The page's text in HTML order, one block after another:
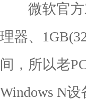
微软官方对
理器、
间，所以老
Windows N设